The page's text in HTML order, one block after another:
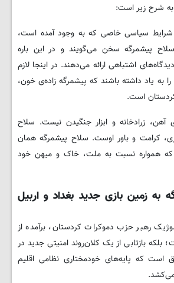
شرح زیر است:
سیاسی خاصی که به وجود آمده است،
پیشمرگه سخن می‌گویند و در این باره
اشتباهی ارائه می‌دهند. در اینجا لازم
به یاد داشته باشند که پیشمرگه زاده‌ی خون،
است.
آهن، زرادخانه و ابزار جنگیدن نیست. سلاح
کرامت و باور اوست. سلاح پیشمرگه همان
همواره نسبت به ملت، خاک و میهن خود
به زمین بازی جدید بغداد و اربیل
رهبر حزب دموکرات کردستان، برآمده از
بازتابی از یک کلان‌روند امنیتی جدید در
است که پایه‌های خودمختاری نظامی اقلیم